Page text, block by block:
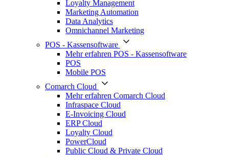
Loyalty Management
Marketing Automation
Data Analytics
Omnichannel Marketing
POS - Kassensoftware
Mehr erfahren POS - Kassensoftware
POS
Mobile POS
Comarch Cloud
Mehr erfahren Comarch Cloud
Infraspace Cloud
E-Invoicing Cloud
ERP Cloud
Loyalty Cloud
PowerCloud
Public Cloud & Private Cloud